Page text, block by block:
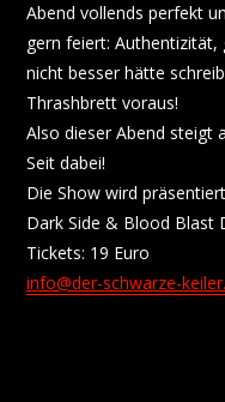
Abend vollends perfekt
gern feiert: Authentizität,
nicht besser hätte
Thrashbrett voraus!
Also dieser Abend steigt
Seit dabei!
Die Show wird
Dark Side & Blood Blast
Tickets: 19 Euro
info@der-schwarze-